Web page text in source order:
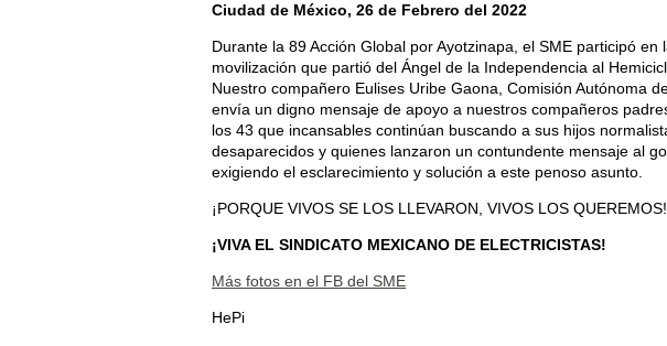
Ciudad de México, 26 de Febrero del 2022
Durante la 89 Acción Global por Ayotzinapa, el SME participó en
movilización que partió del Ángel de la Independencia al
Nuestro compañero Eulises Uribe Gaona, Comisión Autónoma
envía un digno mensaje de apoyo a nuestros compañeros
los 43 que incansables continúan buscando a sus hijos
desaparecidos y quienes lanzaron un contundente mensaje al
exigiendo el esclarecimiento y solución a este penoso asunto.
¡PORQUE VIVOS SE LOS LLEVARON, VIVOS LOS QUEREMOS!
¡VIVA EL SINDICATO MEXICANO DE ELECTRICISTAS!
Más fotos en el FB del SME
HePi